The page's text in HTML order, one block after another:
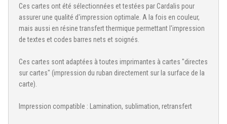
Ces cartes ont été sélectionnées et testées par Cardalis pour
assurer une qualité d'impression optimale. A la fois en couleur,
mais aussi en résine transfert thermique permettant l'impression
de textes et codes barres nets et soignés.
Ces cartes sont adaptées à toutes imprimantes à cartes "directes
sur cartes" (impression du ruban directement sur la surface de la
carte).
Impression compatible : Lamination, sublimation, retransfert